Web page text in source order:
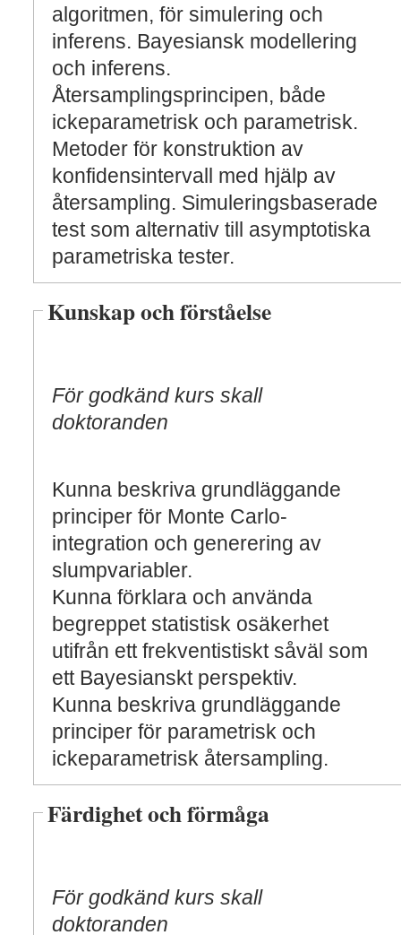
algoritmen, för simulering och
inferens. Bayesiansk modellering
och inferens.
Återsamplingsprincipen, både
ickeparametrisk och parametrisk.
Metoder för konstruktion av
konfidensintervall med hjälp av
återsampling. Simuleringsbaserade
test som alternativ till asymptotiska
parametriska tester.
Kunskap och förståelse
För godkänd kurs skall
doktoranden
Kunna beskriva grundläggande
principer för Monte Carlo-
integration och generering av
slumpvariabler.
Kunna förklara och använda
begreppet statistisk osäkerhet
utifrån ett frekventistiskt såväl som
ett Bayesianskt perspektiv.
Kunna beskriva grundläggande
principer för parametrisk och
ickeparametrisk återsampling.
Färdighet och förmåga
För godkänd kurs skall
doktoranden